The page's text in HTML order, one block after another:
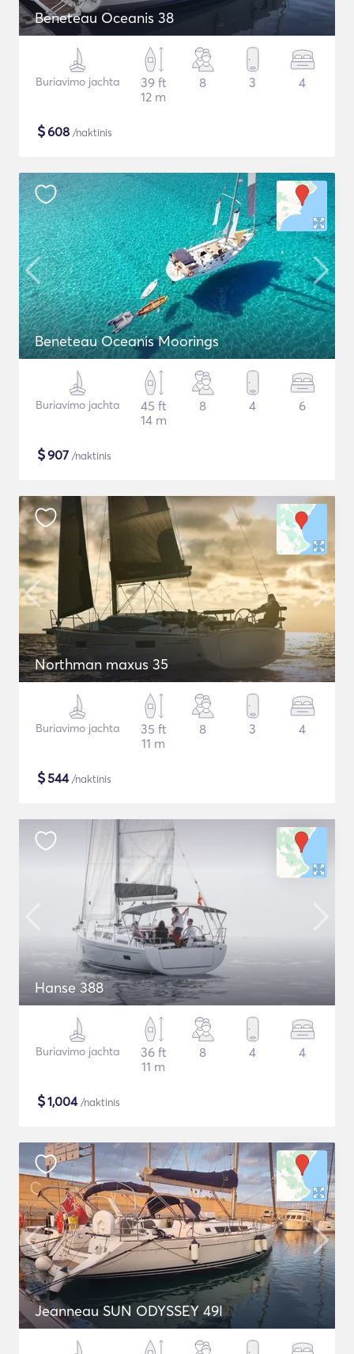
Beneteau Oceanis 38
Buriavimo jachta
39 ft
12 m
8 3 4
$608 /naktinis
Beneteau Oceanis Moorings
Buriavimo jachta
45 ft
14 m
8 4 6
$907 /naktinis
Northman maxus 35
Buriavimo jachta
35 ft
11 m
8 3 4
$544/naktinis
Hanse 388
Buriavimo jachta
36 ft
11 m
8 4 4
$1,004/naktinis
Jeanneau SUN ODYSSEY 49I